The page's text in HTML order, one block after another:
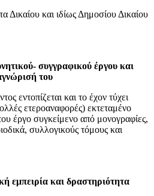
Δικαίου και ιδίως Δημοσίου Δικαίου
συγγραφικού έργου και
του
εντοπίζεται και το έχον τύχει
ετεροαναφορές) εκτεταμένο
έργο συγκείμενο από μονογραφίες,
συλλογικούς τόμους και
εμπειρία και δραστηριότητα